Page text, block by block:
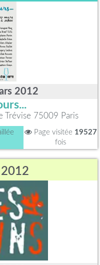
2012
Trévise 75009 Paris
Page visitée 19527
fois
2012